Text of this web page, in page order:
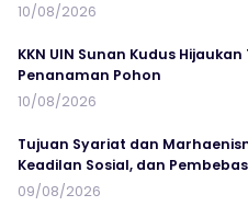
10/08/2026
KKN UIN Sunan Kudus
Penanaman Pohon
10/08/2026
Tujuan Syariat dan
Keadilan Sosial, dan
09/08/2026